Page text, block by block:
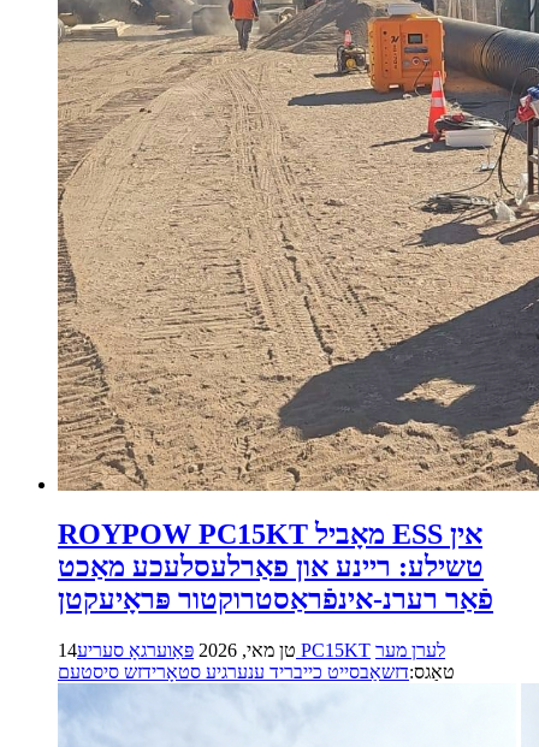
ROYPOW PC15KT מאָביל ESS אין
טשילע: ריינע און פאַרלעסלעכע מאַכט
פֿאַר רערנ-אינפֿראַסטרוקטור פּראָיעקטן
14טן מאי, 2026 פּאַוערגאָ סעריע PC15KT לערן מער
טאַגס:דזשאַבסייט כייבריד ענערגיע סטאָרידזש סיסטעם